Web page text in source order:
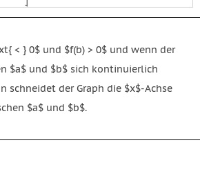
< } 0$ und $f(b) > 0$ und wenn der
$a$ und $b$ sich kontinuierlich
schneidet der Graph die $x$-Achse
$a$ und $b$.